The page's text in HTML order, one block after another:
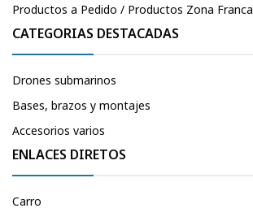
Productos a Pedido / Productos Zona Franca
CATEGORIAS DESTACADAS
Drones submarinos
Bases, brazos y montajes
Accesorios varios
ENLACES DIRETOS
Carro